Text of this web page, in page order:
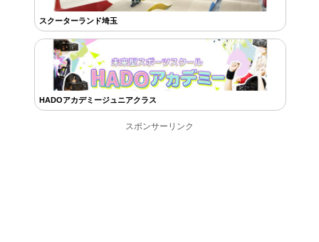
スクーターランド埼玉
HADOアカデミージュニアクラス
スポンサーリンク